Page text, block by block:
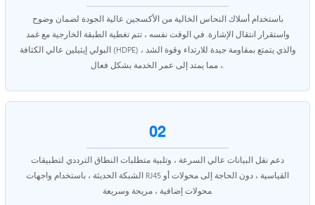
باستخدام أسلاك النحاس الخالية من الأكسجين عالية الجودة لضمان وضوح
واستقرار انتقال الإشارة. في الوقت نفسه ، تتم تغطية الطبقة الخارجية مع غمد
البولي إيثيلين عالي الكثافة (HDPE) ، والذي يتمتع بمقاومة جيدة للارتداء وقوة الشد
، مما يمتد إلى عمر الخدمة بشكل فعال.
02
دعم نقل البيانات عالي السرعة ، وتلبية متطلبات النطاق الترددي لتطبيقات
الشبكة الحديثة ، باستخدام واجهات RJ45 القياسية ، دون الحاجة إلى محولات أو
محولات إضافية ، مريحة وسريعة.